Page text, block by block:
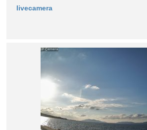
livecamera